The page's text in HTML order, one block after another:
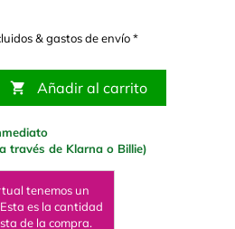
& gastos de envío *
 Añadir al carrito
través de Klarna o Billie)
tenemos un
es la cantidad
de la compra.